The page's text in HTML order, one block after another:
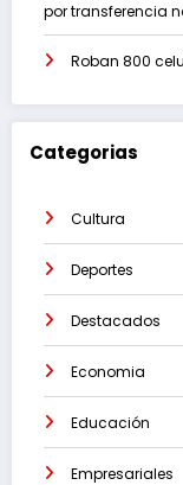
por transferencia
Roban 800
Categorias
Cultura
Deportes
Destacados
Economia
Educación
Empresariales